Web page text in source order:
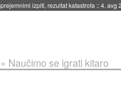
raketo za večkratno uporabo::4. avg 2026
» Naučimo se igrati kitaro